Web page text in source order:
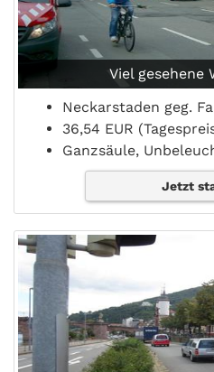
Viel gesehene
Neckarstaden geg.
36,54 EUR
Ganzsäule,
Jetzt